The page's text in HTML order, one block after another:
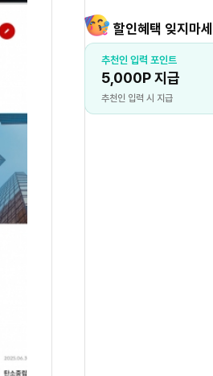
할인혜택 잊지마
추천인 입력 포인트
5,000P 지급
추천인 입력 시 지급